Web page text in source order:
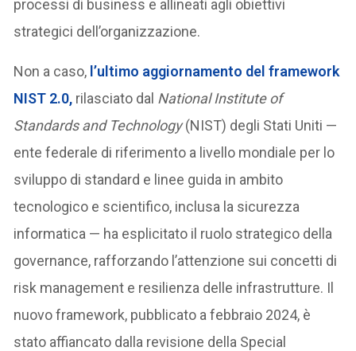
processi di business e allineati agli obiettivi
strategici dell’organizzazione.
Non a caso, l’ultimo aggiornamento del framework
NIST 2.0, rilasciato dal National Institute of
Standards and Technology(NIST) degli Stati Uniti —
ente federale di riferimento a livello mondiale per lo
sviluppo di standard e linee guida in ambito
tecnologico e scientifico, inclusa la sicurezza
informatica — ha esplicitato il ruolo strategico della
governance, rafforzando l’attenzione sui concetti di
risk management e resilienza delle infrastrutture. Il
nuovo framework, pubblicato a febbraio 2024, è
stato affiancato dalla revisione della Special